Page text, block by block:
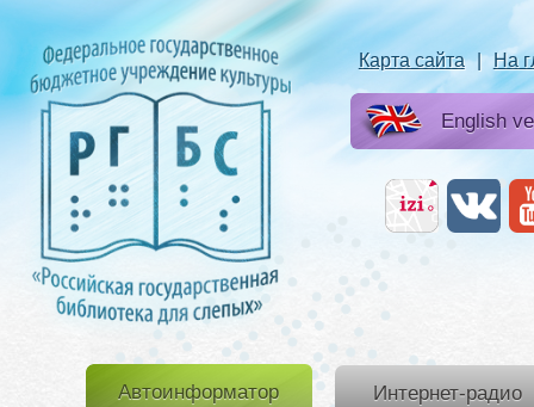
Карта сайта | На
English
Автоинформатор Интернет-радио